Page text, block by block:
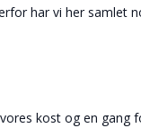
har vi her samlet
kost og en gang